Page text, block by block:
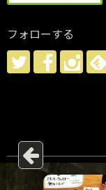
フォローする